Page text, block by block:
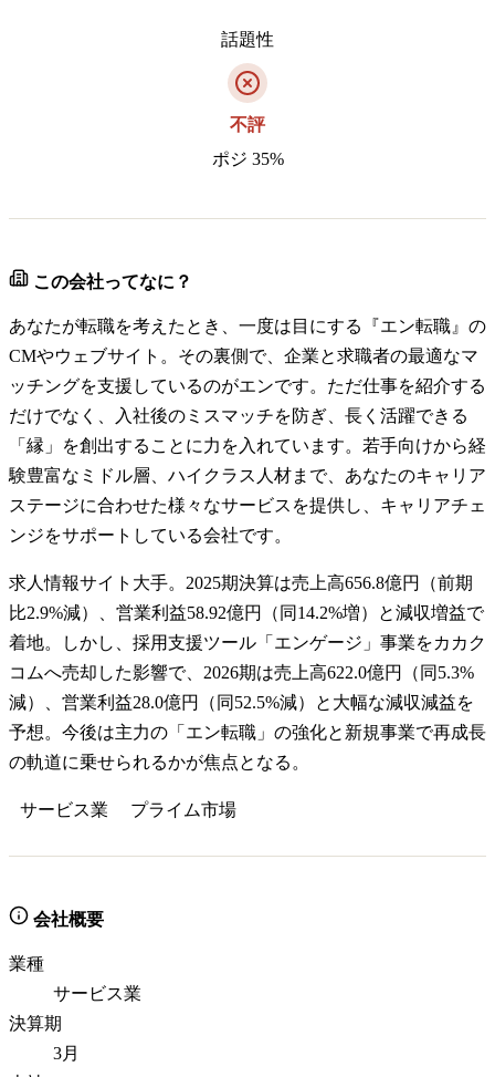
話題性
不評
ポジ 35%
この会社ってなに？
あなたが転職を考えたとき、一度は目にする『エン転職』の
CMやウェブサイト。その裏側で、企業と求職者の最適なマ
ッチングを支援しているのがエンです。ただ仕事を紹介する
だけでなく、入社後のミスマッチを防ぎ、長く活躍できる
「縁」を創出することに力を入れています。若手向けから経
験豊富なミドル層、ハイクラス人材まで、あなたのキャリア
ステージに合わせた様々なサービスを提供し、キャリアチェ
ンジをサポートしている会社です。
求人情報サイト大手。2025期決算は売上高656.8億円（前期
比2.9%減）、営業利益58.92億円（同14.2%増）と減収増益で
着地。しかし、採用支援ツール「エンゲージ」事業をカカク
コムへ売却した影響で、2026期は売上高622.0億円（同5.3%
減）、営業利益28.0億円（同52.5%減）と大幅な減収減益を
予想。今後は主力の「エン転職」の強化と新規事業で再成長
の軌道に乗せられるかが焦点となる。
サービス業 プライム市場
会社概要
業種
サービス業
決算期
3月